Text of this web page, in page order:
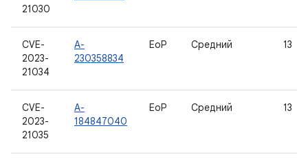
21030
CVE-
2023-
21034
A-
230358834
EoP Средний 13
CVE-
2023-
21035
A-
184847040
EoP Средний 13